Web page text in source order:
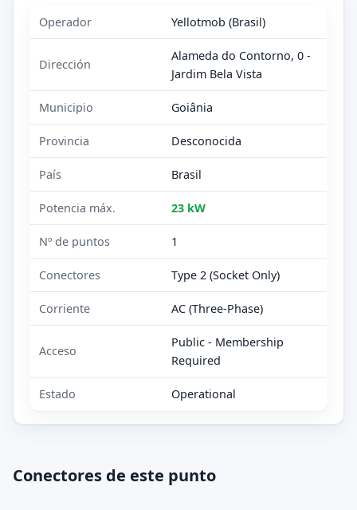
Operador Yellotmob (Brasil)
Dirección
Alameda do Contorno, 0 -
Jardim Bela Vista
Municipio Goiânia
Provincia Desconocida
País Brasil
Potencia máx. 23 kW
Nº de puntos 1
Conectores Type 2 (Socket Only)
Corriente AC (Three-Phase)
Acceso
Public - Membership
Required
Estado Operational
Conectores de este punto